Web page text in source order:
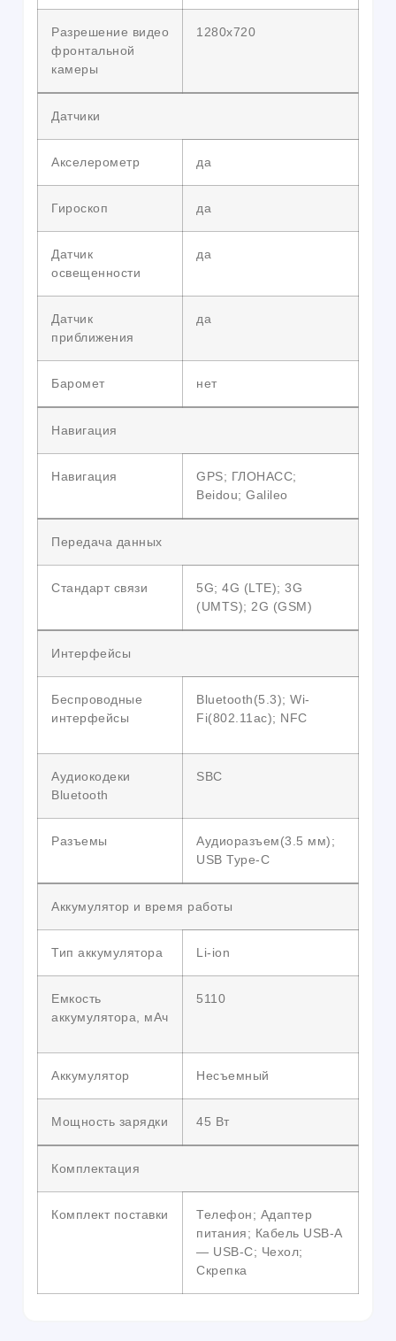
Разрешение видео
фронтальной
камеры
1280х720
Датчики
Акселерометр да
Гироскоп да
Датчик
освещенности
да
Датчик
приближения
да
Баромет нет
Навигация
Навигация
GPS; ГЛОНАСС;
Beidou; Galileo
Передача данных
Стандарт связи
5G; 4G (LTE); 3G
(UMTS); 2G (GSM)
Интерфейсы
Беспроводные
интерфейсы
Bluetooth(5.3); Wi-
Fi(802.11ac); NFC
Аудиокодеки
Bluetooth
SBC
Разъемы
Аудиоразъем(3.5 мм);
USB Type-C
Аккумулятор и время работы
Тип аккумулятора Li-ion
Емкость
аккумулятора, мАч
5110
Аккумулятор Несъемный
Мощность зарядки 45 Вт
Комплектация
Комплект поставки
Телефон; Адаптер
питания; Кабель USB-A
— USB-C; Чехол;
Скрепка